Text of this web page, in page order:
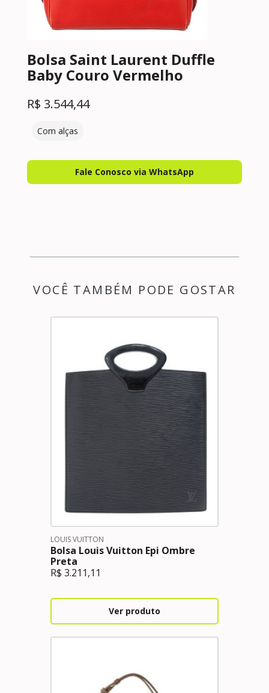
Bolsa Saint Laurent Duffle
Baby Couro Vermelho
R$ 3.544,44
Com alças
Fale Conosco via WhatsApp
VOCÊ TAMBÉM PODE GOSTAR
LOUIS VUITTON
Bolsa Louis Vuitton Epi Ombre
Preta
R$ 3.211,11
Ver produto